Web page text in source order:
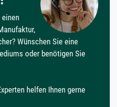
Wünschen Sie eine
oder benötigen Sie
helfen Ihnen gerne